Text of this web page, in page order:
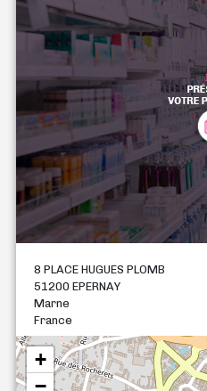
8 PLACE HUGUES PLOMB
51200 EPERNAY
Marne
France
+
−